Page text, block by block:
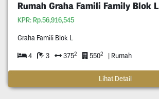
Rumah Graha Famili Family Blok L
KPR: Rp.56,916,545
Graha Famili Blok L
4 3 3752 5502 | Rumah
Lihat Detail